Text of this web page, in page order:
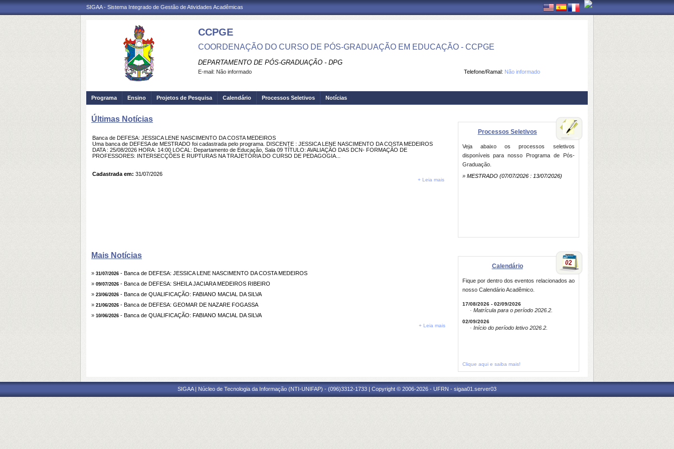
SIGAA - Sistema Integrado de Gestão de Atividades Acadêmicas
CCPGE
COORDENAÇÃO DO CURSO DE PÓS-GRADUAÇÃO EM EDUCAÇÃO - CCPGE
DEPARTAMENTO DE PÓS-GRADUAÇÃO - DPG
Telefone/Ramal: Não informado
E-mail: Não informado
Programa Ensino Projetos de Pesquisa Calendário Processos Seletivos Notícias
Últimas Notícias
Banca de DEFESA: JESSICA LENE NASCIMENTO DA COSTA MEDEIROS
Uma banca de DEFESA de MESTRADO foi cadastrada pelo programa. DISCENTE : JESSICA LENE NASCIMENTO DA COSTA MEDEIROS
DATA : 25/08/2026 HORA: 14:00 LOCAL: Departamento de Educação, Sala 09 TÍTULO: AVALIAÇÃO DAS DCN- FORMAÇÃO DE
PROFESSORES: INTERSECÇÕES E RUPTURAS NA TRAJETÓRIA DO CURSO DE PEDAGOGIA...
Cadastrada em: 31/07/2026
+ Leia mais
Mais Notícias
» 31/07/2026 - Banca de DEFESA: JESSICA LENE NASCIMENTO DA COSTA MEDEIROS
» 09/07/2026 - Banca de DEFESA: SHEILA JACIARA MEDEIROS RIBEIRO
» 23/06/2026 - Banca de QUALIFICAÇÃO: FABIANO MACIAL DA SILVA
» 21/06/2026 - Banca de DEFESA: GEOMAR DE NAZARE FOGASSA
» 10/06/2026 - Banca de QUALIFICAÇÃO: FABIANO MACIAL DA SILVA
+ Leia mais
Processos Seletivos
Veja abaixo os processos seletivos
disponíveis para nosso Programa de Pós-
Graduação.
» MESTRADO (07/07/2026 : 13/07/2026)
Calendário
Fique por dentro dos eventos relacionados ao
nosso Calendário Acadêmico.
17/08/2026 - 02/09/2026
· Matrícula para o período 2026.2.
02/09/2026
· Início do período letivo 2026.2.
Clique aqui e saiba mais!
SIGAA | Núcleo de Tecnologia da Informação (NTI-UNIFAP) - (096)3312-1733 | Copyright © 2006-2026 - UFRN - sigaa01.server03